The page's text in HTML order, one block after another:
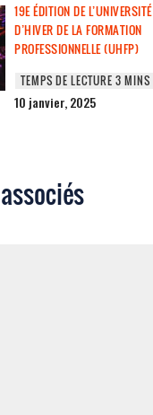
19E ÉDITION DE L’UNIVERSITÉ
D’HIVER DE LA FORMATION
PROFESSIONNELLE (UHFP)
10 janvier, 2025